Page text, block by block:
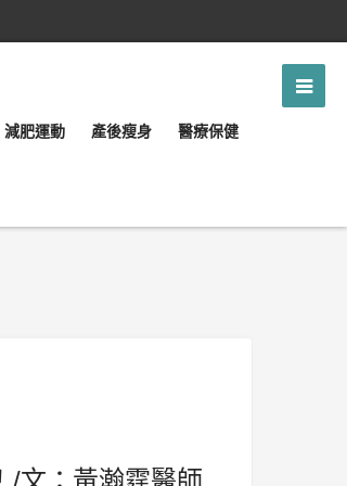
減肥運動 產後瘦身 醫療保健
/文：黃瀚霆醫師